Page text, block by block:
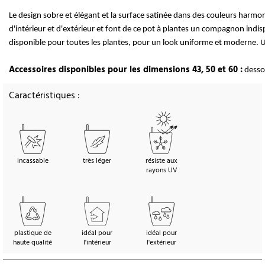
Le design sobre et élégant et la surface satinée dans des couleurs
d'intérieur et d'extérieur et font de ce pot à plantes un compagnon
disponible pour toutes les plantes, pour un look uniforme et moderne.
Accessoires disponibles pour les dimensions 43, 50 et 60 :
Caractéristiques :
incassable très léger
résiste aux
rayons UV
plastique de
haute qualité
idéal pour
l'intérieur
idéal pour
l'extérieur